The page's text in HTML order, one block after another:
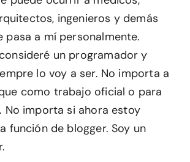
ingenieros y demás
pasa a mí personalmente.
un programador y
lo voy a ser. No importa a
como trabajo oficial o para
No importa si ahora estoy
función de blogger. Soy un